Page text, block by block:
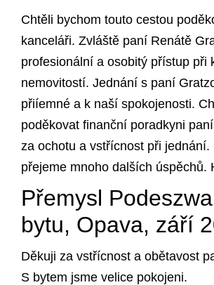
Chtěli bychom touto cestou
kanceláři. Zvláště paní Renátě
profesionální a osobitý přístup při
nemovitostí. Jednání s paní
přiíemné a k naší spokojenosti.
poděkovat finanční poradkyni
za ochotu a vstřícnost při jednání.
přejeme mnoho dalších úspěchů.
Přemysl
bytu, Opava, září
Děkuji za vstřícnost a obětavost
S bytem jsme velice pokojeni.